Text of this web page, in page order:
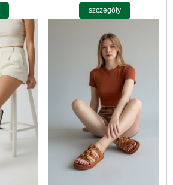
szczegóły